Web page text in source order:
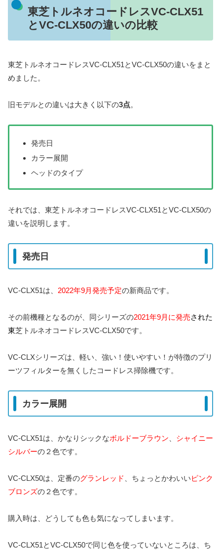
東芝トルネオコードレスVC-CLX51
とVC-CLX50の違いの比較
東芝トルネオコードレスVC-CLX51とVC-CLX50の違いをまと
めました。
旧モデルとの違いは大きく以下の3点。
発売日
カラー展開
ヘッドのタイプ
それでは、東芝トルネオコードレスVC-CLX51とVC-CLX50の
違いを説明します。
発売日
VC-CLX51は、 2022年9月発売予定の新商品です。
その前機種となるのが、同シリーズの2021年9月に発売された
東芝トルネオコードレスVC-CLX50です。
VC-CLXシリーズは、軽い、強い！使いやすい！が特徴のプリ
ーツフィルターを無くしたコードレス掃除機です。
カラー展開
VC-CLX51は、かなりシックなボルドーブラウン
シャイニー
シルバーの２色です。
VC-CLX50は、定番のグランレッド 、ちょっとかわいいピンク
ブロンズの２色です。
購入時は、どうしても色も気になってしまいます。
VC-CLX51とVC-CLX50で同じ色を使っていないところは、ち